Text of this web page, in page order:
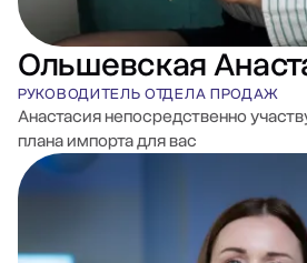
Ольшевская
РУКОВОДИТЕЛЬ ОТДЕЛА ПРОДАЖ
Анастасия непосредственно
плана импорта для вас